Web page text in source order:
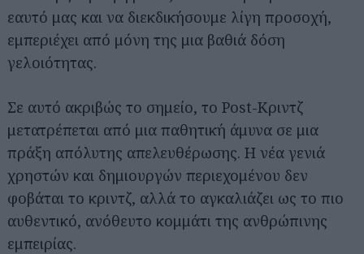
εαυτό μας και να διεκδικήσουμε λίγη προσοχή,
εμπεριέχει από μόνη της μια βαθιά δόση
γελοιότητας.
Σε αυτό ακριβώς το σημείο, το Post-Κριντζ
μετατρέπεται από μια παθητική άμυνα σε μια
πράξη απόλυτης απελευθέρωσης. Η νέα γενιά
χρηστών και δημιουργών περιεχομένου δεν
φοβάται το κριντζ, αλλά το αγκαλιάζει ως το πιο
αυθεντικό, ανόθευτο κομμάτι της ανθρώπινης
εμπειρίας.
Αναζήτηση
για...